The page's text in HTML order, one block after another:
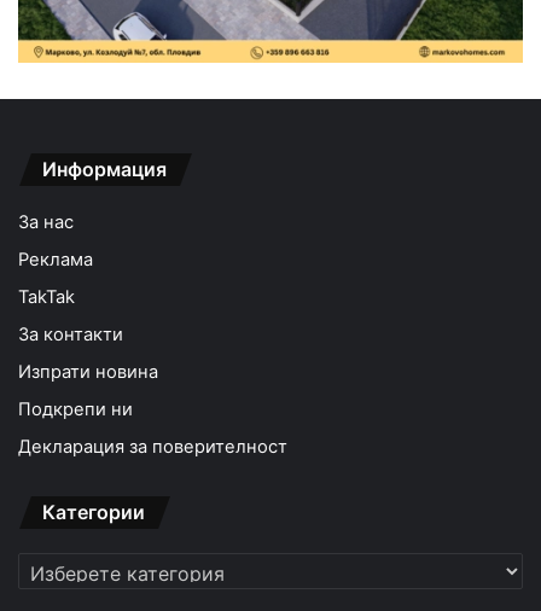
Информация
За нас
Реклама
TakTak
За контакти
Изпрати новина
Подкрепи ни
Декларация за поверителност
Категории
Категории